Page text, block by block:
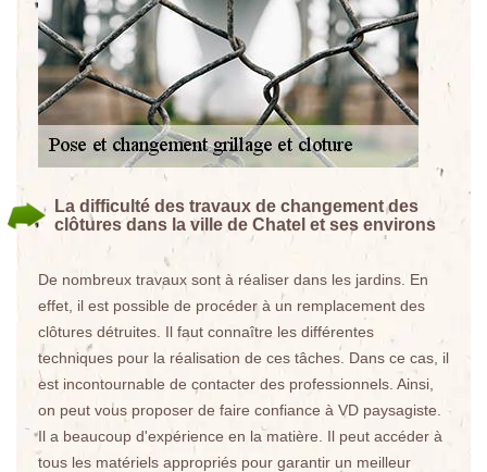
La difficulté des travaux de changement des
clôtures dans la ville de Chatel et ses environs
De nombreux travaux sont à réaliser dans les jardins. En
effet, il est possible de procéder à un remplacement des
clôtures détruites. Il faut connaître les différentes
techniques pour la réalisation de ces tâches. Dans ce cas, il
est incontournable de contacter des professionnels. Ainsi,
on peut vous proposer de faire confiance à VD paysagiste.
Il a beaucoup d'expérience en la matière. Il peut accéder à
tous les matériels appropriés pour garantir un meilleur